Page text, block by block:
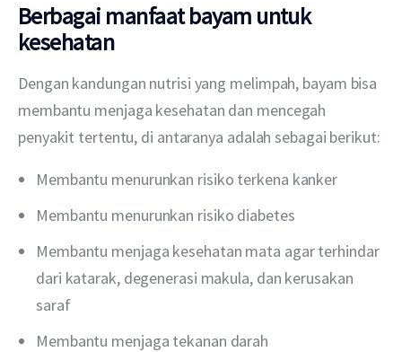
Berbagai manfaat bayam untuk
kesehatan
Dengan kandungan nutrisi yang melimpah, bayam bisa
membantu menjaga kesehatan dan mencegah
penyakit tertentu, di antaranya adalah sebagai berikut:
Membantu menurunkan risiko terkena kanker
Membantu menurunkan risiko diabetes
Membantu menjaga kesehatan mata agar terhindar
dari katarak, degenerasi makula, dan kerusakan
saraf
Membantu menjaga tekanan darah